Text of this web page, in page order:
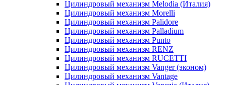
Цилиндровый механизм Melodia (Италия)
Цилиндровый механизм Morelli
Цилиндровый механизм Palidore
Цилиндровый механизм Palladium
Цилиндровый механизм Punto
Цилиндровый механизм RENZ
Цилиндровый механизм RUCETTI
Цилиндровый механизм Vanger (эконом)
Цилиндровый механизм Vantage